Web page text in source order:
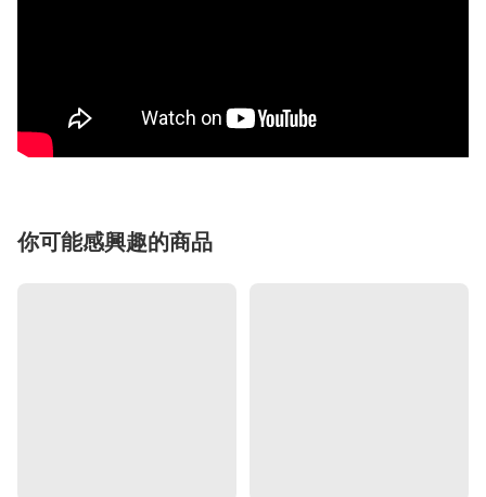
你可能感興趣的商品